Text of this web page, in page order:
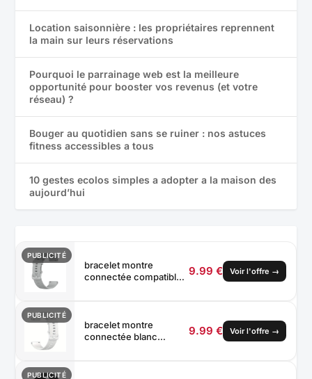
Location saisonnière : les propriétaires reprennent
la main sur leurs réservations
Pourquoi le parrainage web est la meilleure
opportunité pour booster vos revenus (et votre
réseau) ?
Bouger au quotidien sans se ruiner : nos astuces
fitness accessibles a tous
10 gestes ecolos simples a adopter a la maison des
aujourd’hui
PUBLICITÉ
bracelet montre
connectée compatible
ABCduWeb®
9.99 € Voir l'offre →
PUBLICITÉ
bracelet montre
connectée blanc
9.99 € Voir l'offre →
PUBLICITÉ